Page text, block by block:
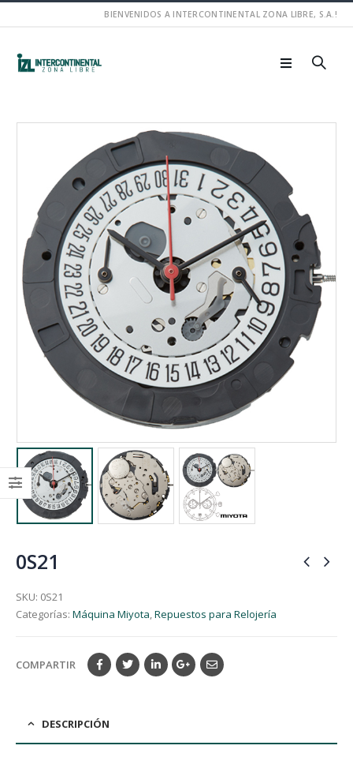
BIENVENIDOS A INTERCONTINENTAL ZONA LIBRE, S.A.!
0S21
SKU: 0S21
Categorías: Máquina Miyota,Repuestos para Relojería
COMPARTIR
DESCRIPCIÓN